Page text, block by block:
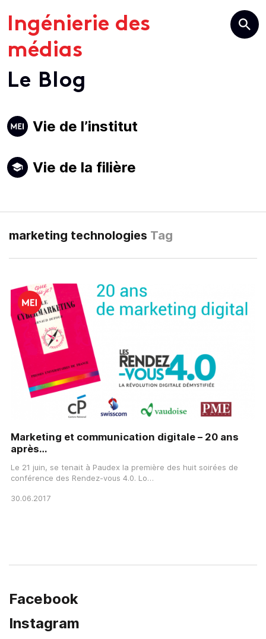
Ingénierie des
médias
Le Blog
Navigation
Vie de l’institut
Vie de la filière
marketing technologies Tag
Marketing et communication digitale – 20 ans
après…
Le 21 juin, se tenait à Paudex la première des huit soirées de
conférence des Rendez-vous 4.0. Lo…
30.06.2017
Facebook
Instagram